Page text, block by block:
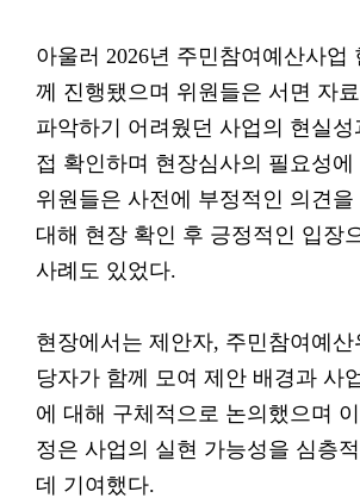
아울러 2026년 주민참여예산사업
께 진행됐으며 위원들은 서면 자
파악하기 어려웠던 사업의 현실성
접 확인하며 현장심사의 필요성
위원들은 사전에 부정적인 의견을
대해 현장 확인 후 긍정적인 입장
사례도 있었다.
현장에서는 제안자, 주민참여예
당자가 함께 모여 제안 배경과 사
에 대해 구체적으로 논의했으며
정은 사업의 실현 가능성을 심층
데 기여했다.